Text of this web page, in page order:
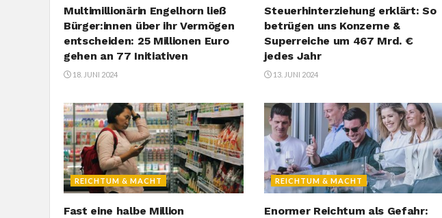
Multimillionärin Engelhorn ließ
Bürger:innen über ihr Vermögen
entscheiden: 25 Millionen Euro
gehen an 77 Initiativen
18. JUNI 2024
Steuerhinterziehung erklärt: So
betrügen uns Konzerne &
Superreiche um 467 Mrd. €
jedes Jahr
13. JUNI 2024
REICHTUM & MACHT
Fast eine halbe Million
REICHTUM & MACHT
Enormer Reichtum als Gefahr: